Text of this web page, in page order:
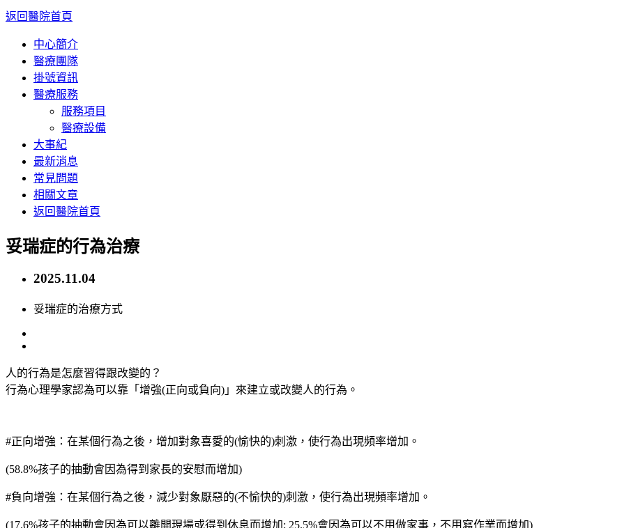
返回醫院首頁
中心簡介
醫療團隊
掛號資訊
醫療服務
服務項目
醫療設備
大事紀
最新消息
常見問題
相關文章
返回醫院首頁
妥瑞症的行為治療
2025.11.04
妥瑞症的治療方式
人的行為是怎麼習得跟改變的？
行為心理學家認為可以靠「增強(正向或負向)」來建立或改變人的行為。
#正向增強：在某個行為之後，增加對象喜愛的(愉快的)刺激，使行為出現頻率增加。
(58.8%孩子的抽動會因為得到家長的安慰而增加)
#負向增強：在某個行為之後，減少對象厭惡的(不愉快的)刺激，使行為出現頻率增加。
(17.6%孩子的抽動會因為可以離開現場或得到休息而增加; 25.5%會因為可以不用做家事，不用寫作業而增加)